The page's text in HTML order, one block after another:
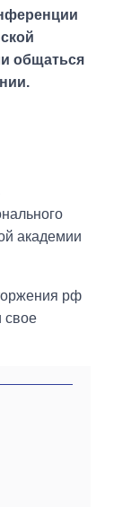
общаться
академии
рф
свое